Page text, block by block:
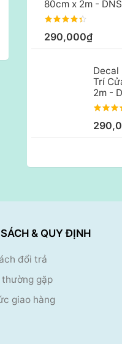
80cm x 2m -
290,000₫
Decal
Trí
2m -
& QUY ĐỊNH
đổi trả
thường gặp
giao hàng